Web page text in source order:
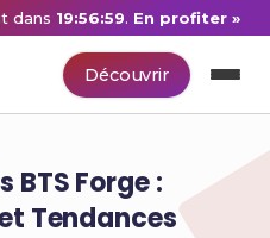
dans 19:56:58. En profiter »
Découvrir
BTS Forge :
Tendances